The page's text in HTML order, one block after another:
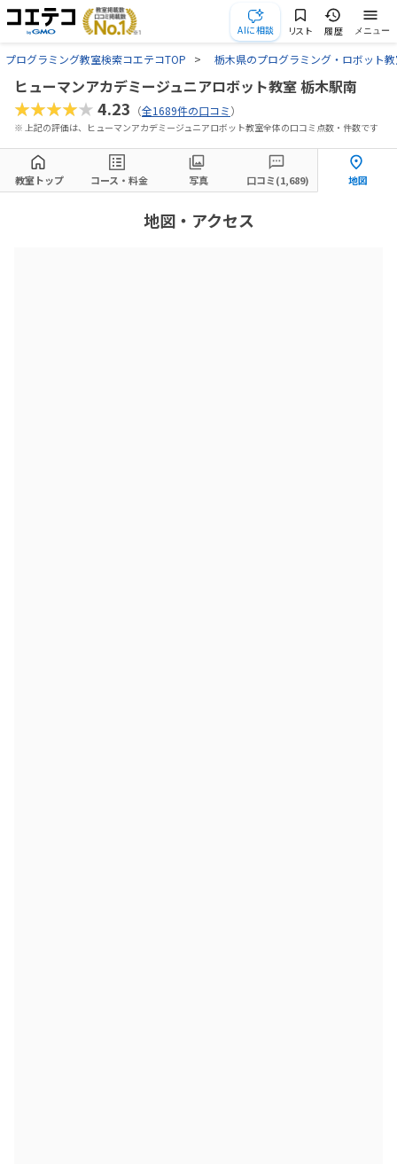
AIに相談 リスト 履歴 メニュー
プログラミング教室検索コエテコTOP 栃木県のプログラミング・ロボット
ヒューマンアカデミージュニアロボット教室 栃木駅南
★★★★★4.23 （全1689件の口コミ）
※ 上記の評価は、ヒューマンアカデミージュニアロボット教室全体の口コミ点数・件数です
教室トップ コース・料金 写真 口コミ(1,689) 地図
地図・アクセス